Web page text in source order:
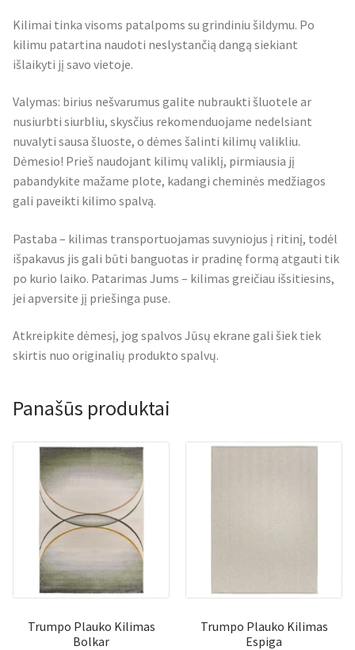
Kilimai tinka visoms patalpoms su grindiniu šildymu. Po
kilimu patartina naudoti neslystančią dangą siekiant
išlaikyti jį savo vietoje.
Valymas: birius nešvarumus galite nubraukti šluotele ar
nusiurbti siurbliu, skysčius rekomenduojame nedelsiant
nuvalyti sausa šluoste, o dėmes šalinti kilimų valikliu.
Dėmesio! Prieš naudojant kilimų valiklį, pirmiausia jį
pabandykite mažame plote, kadangi cheminės medžiagos
gali paveikti kilimo spalvą.
Pastaba – kilimas transportuojamas suvyniojus į ritinį, todėl
išpakavus jis gali būti banguotas ir pradinę formą atgauti tik
po kurio laiko. Patarimas Jums – kilimas greičiau išsitiesins,
jei apversite jį priešinga puse.
Atkreipkite dėmesį, jog spalvos Jūsų ekrane gali šiek tiek
skirtis nuo originalių produkto spalvų.
Panašūs produktai
Trumpo Plauko Kilimas
Bolkar
Trumpo Plauko Kilimas
Espiga